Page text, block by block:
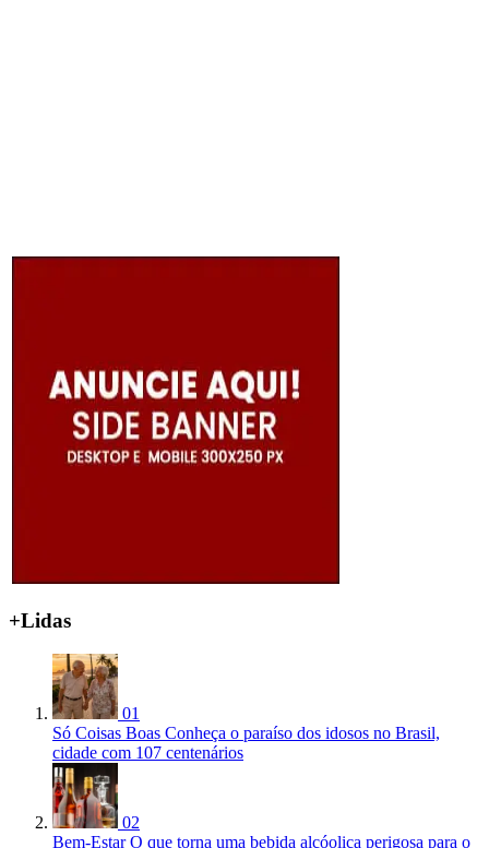
+Lidas
01
Só Coisas Boas Conheça o paraíso dos idosos no Brasil,
cidade com 107 centenários
02
Bem-Estar O que torna uma bebida alcóolica perigosa para o